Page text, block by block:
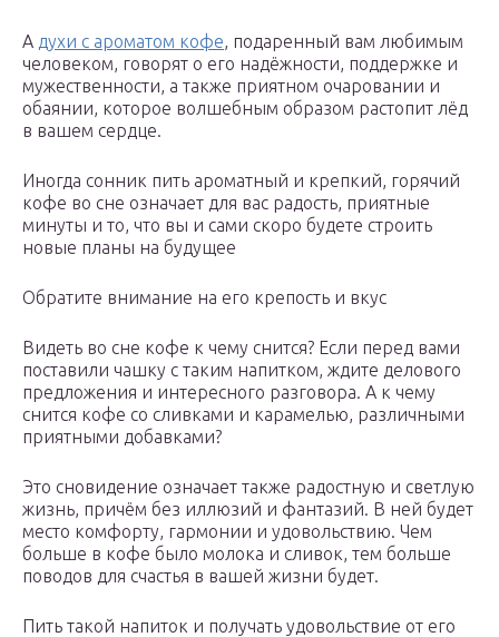
А духи с ароматом кофе, подаренный вам любимым
человеком, говорят о его надёжности, поддержке и
мужественности, а также приятном очаровании и
обаянии, которое волшебным образом растопит лёд
в вашем сердце.
Иногда сонник пить ароматный и крепкий, горячий
кофе во сне означает для вас радость, приятные
минуты и то, что вы и сами скоро будете строить
новые планы на будущее
Обратите внимание на его крепость и вкус
Видеть во сне кофе к чему снится? Если перед вами
поставили чашку с таким напитком, ждите делового
предложения и интересного разговора. А к чему
снится кофе со сливками и карамелью, различными
приятными добавками?
Это сновидение означает также радостную и светлую
жизнь, причём без иллюзий и фантазий. В ней будет
место комфорту, гармонии и удовольствию. Чем
больше в кофе было молока и сливок, тем больше
поводов для счастья в вашей жизни будет.
Пить такой напиток и получать удовольствие от его